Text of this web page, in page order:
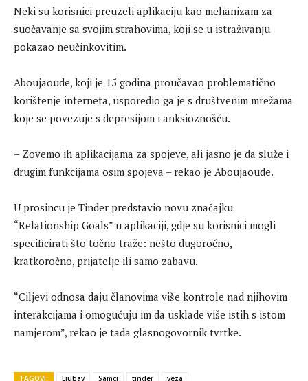
Neki su korisnici preuzeli aplikaciju kao mehanizam za
suočavanje sa svojim strahovima, koji se u istraživanju
pokazao neučinkovitim.
Aboujaoude, koji je 15 godina proučavao problematično
korištenje interneta, usporedio ga je s društvenim mrežama
koje se povezuje s depresijom i anksioznošću.
– Zovemo ih aplikacijama za spojeve, ali jasno je da služe i
drugim funkcijama osim spojeva – rekao je Aboujaoude.
U prosincu je Tinder predstavio novu značajku
“Relationship Goals” u aplikaciji, gdje su korisnici mogli
specificirati što točno traže: nešto dugoročno,
kratkoročno, prijatelje ili samo zabavu.
“Ciljevi odnosa daju članovima više kontrole nad njihovim
interakcijama i omogućuju im da usklade više istih s istom
namjerom”, rekao je tada glasnogovornik tvrtke.
TAGOVI: Ljubav Samci tinder veza